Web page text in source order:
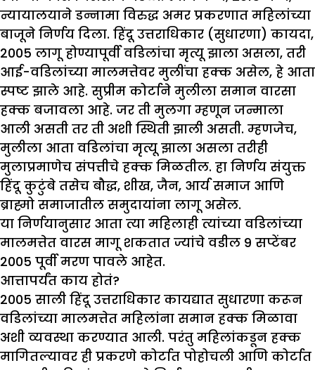
न्यायालयाने डन्नामा विरुद्ध अमर प्रकरणात महिलांच्या
बाजूने निर्णय दिला. हिंदू उत्तराधिकार (सुधारणा) कायदा,
2005 लागू होण्यापूर्वी वडिलांचा मृत्यू झाला असला, तरी
आई-वडिलांच्या मालमत्तेवर मुलींचा हक्क असेल, हे आता
स्पष्ट झाले आहे. सुप्रीम कोर्टाने मुलीला समान वारसा
हक्क बजावला आहे. जर ती मुलगा म्हणून जन्माला
आली असती तर ती अशी स्थिती झाली असती. म्हणजेच,
मुलीला आता वडिलांचा मृत्यू झाला असला तरीही
मुलाप्रमाणेच संपत्तीचे हक्क मिळतील. हा निर्णय संयुक्त
हिंदू कुटुंबे तसेच बौद्ध, शीख, जैन, आर्य समाज आणि
ब्राह्मो समाजातील समुदायांना लागू असेल.
या निर्णयानुसार आता त्या महिलाही त्यांच्या वडिलांच्या
मालमत्तेत वारस मागू शकतात ज्यांचे वडील 9 सप्टेंबर
2005 पूर्वी मरण पावले आहेत.
आत्तापर्यंत काय होतं?
2005 साली हिंदू उत्तराधिकार कायद्यात सुधारणा करून
वडिलांच्या मालमत्तेत महिलांना समान हक्क मिळावा
अशी व्यवस्था करण्यात आली. परंतु महिलांकडून हक्क
मागितल्यावर ही प्रकरणे कोर्टात पोहोचली आणि कोर्टात